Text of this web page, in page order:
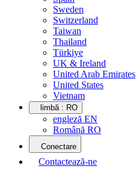
Sweden
Switzerland
Taiwan
Thailand
Türkiye
UK & Ireland
United Arab Emirates
United States
Vietnam
limbă : RO
engleză EN
Română RO
Conectare
Contactează-ne